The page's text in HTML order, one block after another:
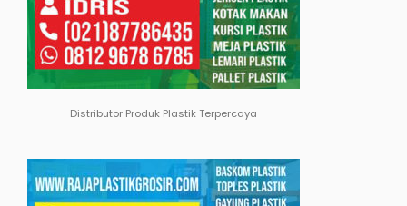
Distributor Produk Plastik Terpercaya